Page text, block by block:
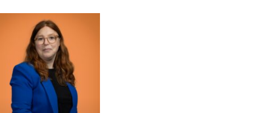
Meer informatie